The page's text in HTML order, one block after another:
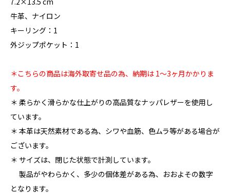
牛革、ナイロン
キーリング：1
外ジップポケット：1
＊こちらの商品は海外取寄せ品の為、納期は 1〜3ヶ月かかりま
す。
＊ 柔らかく滑らかな仕上がりの高品質なナッパレザーを使用し
ています。
＊ 本革は天然素材である為、シワや血筋、色ムラ等がある場合が
ございます。
＊ サイズは、閉じた状態で計測しています。
製品がやわらかく、多少の個体差がある為、おおよその数字
となります。